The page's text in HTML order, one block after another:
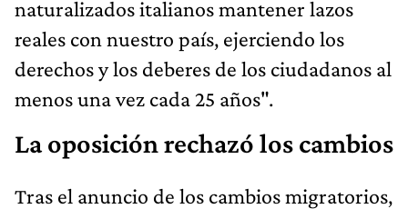
naturalizados italianos mantener lazos
reales con nuestro país, ejerciendo los
derechos y los deberes de los ciudadanos al
menos una vez cada 25 años".
La oposición rechazó los cambios
Tras el anuncio de los cambios migratorios,